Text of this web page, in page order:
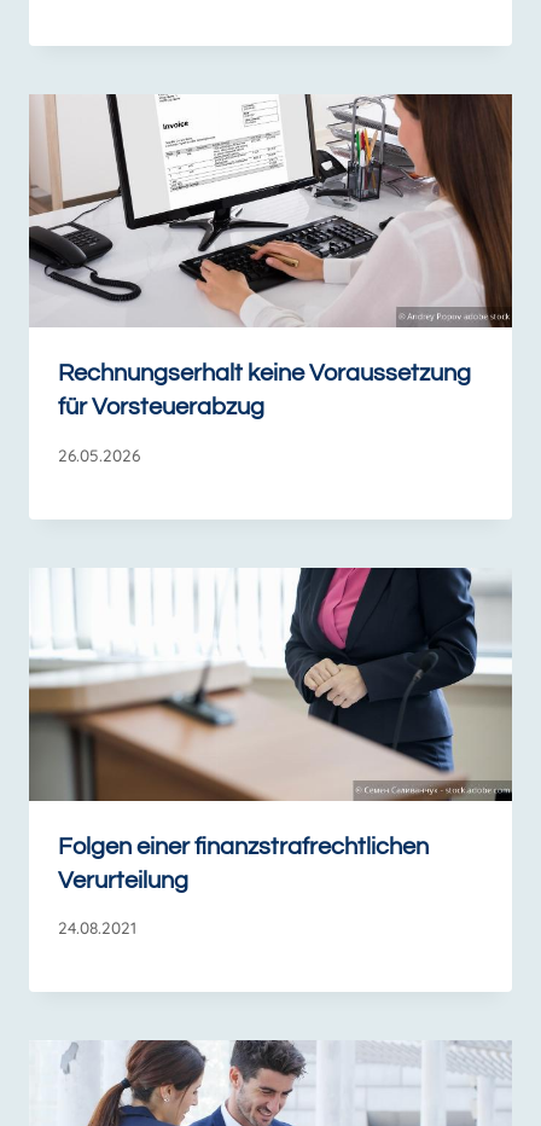
Rechnungserhalt keine Voraussetzung
für Vorsteuerabzug
26.05.2026
Folgen einer finanzstrafrechtlichen
Verurteilung
24.08.2021